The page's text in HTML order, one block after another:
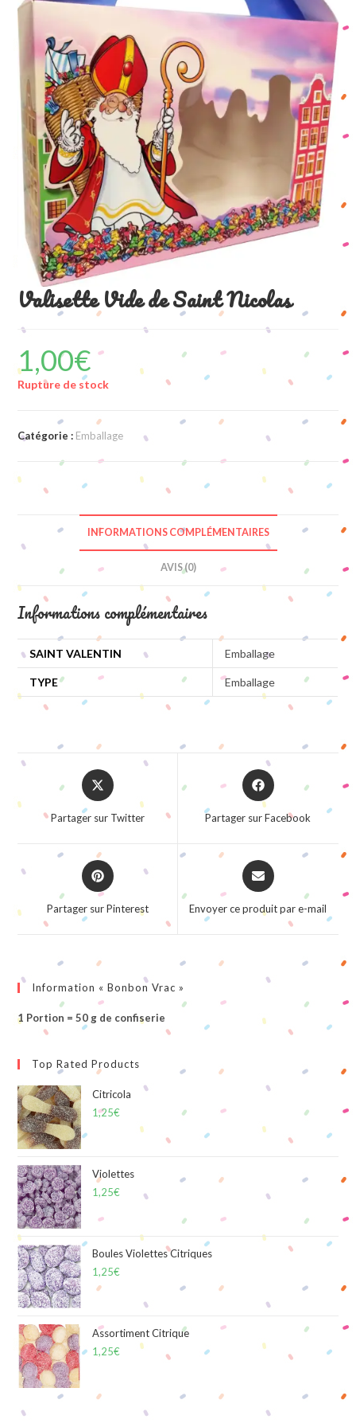
Valisette Vide de Saint Nicolas
1,00€
Rupture de stock
Catégorie : Emballage
INFORMATIONS COMPLÉMENTAIRES
AVIS (0)
Informations complémentaires
SAINT VALENTIN Emballage
TYPE Emballage
Opens
in
a
new
Partager sur Twitter
Opens
in
Partager sur Facebook
Opens
in
new
Partager sur Pinterest
Opens
in
new
Envoyer ce produit par e-mail
Information « Bonbon Vrac »
1 Portion = 50 g de confiserie
Top Rated Products
Citricola
1,25€
Violettes
1,25€
Boules Violettes Citriques
1,25€
Assortiment Citrique
1,25€